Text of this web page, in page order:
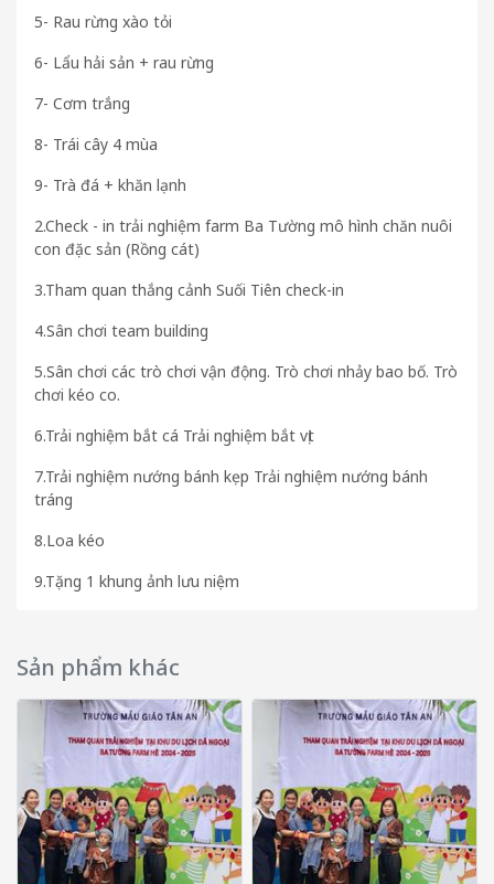
5- Rau rừng xào tỏi
6- Lẩu hải sản + rau rừng
7- Cơm trắng
8- Trái cây 4 mùa
9- Trà đá + khăn lạnh
2.Check - in trải nghiệm farm Ba Tường mô hình chăn nuôi
con đặc sản (Rồng cát)
3.Tham quan thắng cảnh Suối Tiên check-in
4.Sân chơi team building
5.Sân chơi các trò chơi vận động. Trò chơi nhảy bao bố. Trò
chơi kéo co.
6.Trải nghiệm bắt cá Trải nghiệm bắt vịt
7.Trải nghiệm nướng bánh kẹp Trải nghiệm nướng bánh
tráng
8.Loa kéo
9.Tặng 1 khung ảnh lưu niệm
Sản phẩm khác